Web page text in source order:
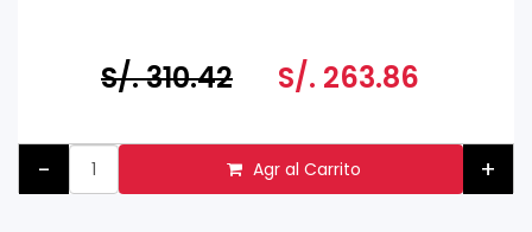
S/. 310.42 S/. 263.86
- Agr al Carrito +